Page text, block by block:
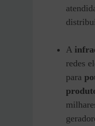
A
redes
para